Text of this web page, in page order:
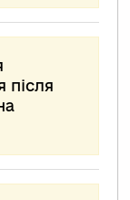
після